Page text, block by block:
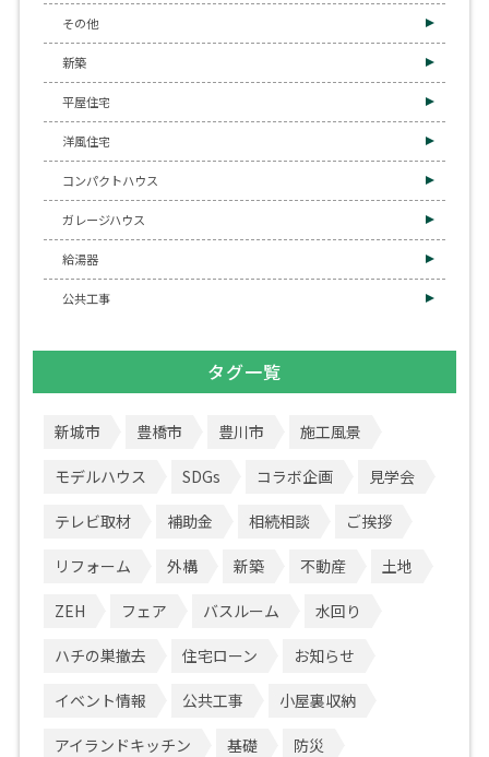
その他
新築
平屋住宅
洋風住宅
コンパクトハウス
ガレージハウス
給湯器
公共工事
タグ一覧
新城市 豊橋市 豊川市 施工風景
モデルハウス SDGs コラボ企画 見学会
テレビ取材 補助金 相続相談 ご挨拶
リフォーム 外構 新築 不動産 土地
ZEH フェア バスルーム 水回り
ハチの巣撤去 住宅ローン お知らせ
イベント情報 公共工事 小屋裏収納
アイランドキッチン 基礎 防災